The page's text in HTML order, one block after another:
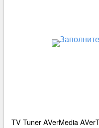
TV Tuner AVerMedia